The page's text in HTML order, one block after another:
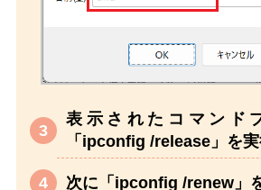
表示されたコマンド
「ipconfig /release」を
次に「ipconfig /renew」